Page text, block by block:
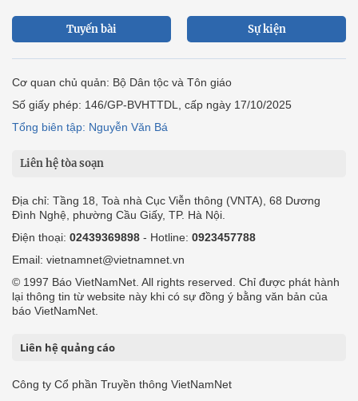
Tuyến bài Sự kiện
Cơ quan chủ quản: Bộ Dân tộc và Tôn giáo
Số giấy phép: 146/GP-BVHTTDL, cấp ngày 17/10/2025
Tổng biên tập: Nguyễn Văn Bá
Liên hệ tòa soạn
Địa chỉ: Tầng 18, Toà nhà Cục Viễn thông (VNTA), 68 Dương
Đình Nghệ, phường Cầu Giấy, TP. Hà Nội.
Điện thoại: 02439369898 - Hotline: 0923457788
Email: vietnamnet@vietnamnet.vn
© 1997 Báo VietNamNet. All rights reserved. Chỉ được phát hành
lại thông tin từ website này khi có sự đồng ý bằng văn bản của
báo VietNamNet.
Liên hệ quảng cáo
Công ty Cổ phần Truyền thông VietNamNet